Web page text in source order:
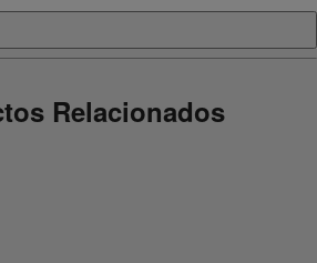
Relacionados